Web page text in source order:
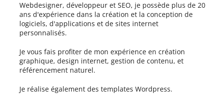
Webdesigner, développeur et SEO, je possède plus de 20
ans d'expérience dans la création et la conception de
logiciels, d'applications et de sites internet
personnalisés.
Je vous fais profiter de mon expérience en création
graphique, design internet, gestion de contenu, et
référencement naturel.
Je réalise également des templates Wordpress.